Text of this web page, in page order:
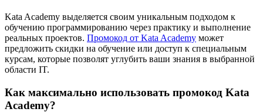
Kata Academy выделяется своим уникальным подходом к
обучению программированию через практику и выполнение
реальных проектов. Промокод от Kata Academy может
предложить скидки на обучение или доступ к специальным
курсам, которые позволят углубить ваши знания в выбранной
области IT.
Как максимально использовать промокод Kata
Academy?